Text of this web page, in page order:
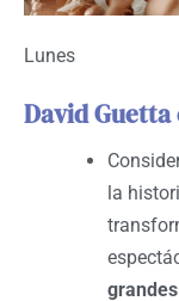
Lunes
David Guetta
la